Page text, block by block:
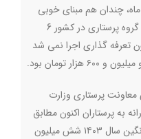
چندان هم مبنای خوبی
نیست، میانگین کارانه پرداخت شده به گروه پرستاری در کشور 6
قانون تعرفه گذاری اجرا نمی شد
پرستاری وزارت
به پرستاران اکنون مطابق
پیش‌بینی وزارت بهداشت است زیرا میانگین سال ۱۴۰۳ شش میلیون